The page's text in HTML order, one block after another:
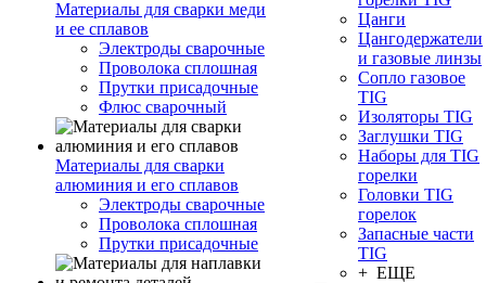
Материалы для сварки меди
и ее сплавов
Электроды сварочные
Проволока сплошная
Прутки присадочные
Флюс сварочный
Материалы для сварки
алюминия и его сплавов
Электроды сварочные
Проволока сплошная
Прутки присадочные
Цанги
Цангодержатели
и газовые линзы
Сопло газовое
TIG
Изоляторы TIG
Заглушки TIG
Наборы для TIG
горелки
Головки TIG
горелок
Запасные части
TIG
+ ЕЩЕ